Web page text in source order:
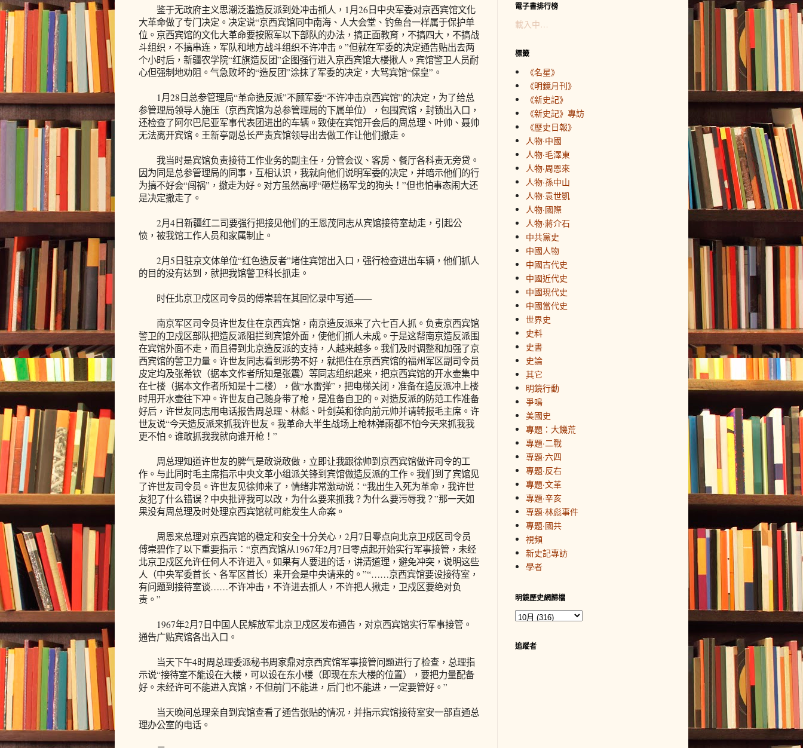
鉴于无政府主义思潮泛滥造反派到处冲击抓人，1月26日中央军委对京西宾馆文化
大革命做了专门决定。决定说“京西宾馆同中南海、人大会堂、钓鱼台一样属于保护单
位。京西宾馆的文化大革命要按照军以下部队的办法，搞正面教育，不搞四大，不搞战
斗组织，不搞串连，军队和地方战斗组织不许冲击。”但就在军委的决定通告贴出去两
个小时后，新疆农学院“红旗造反团”企图强行进入京西宾馆大楼揪人。宾馆警卫人员耐
心但强制地劝阻。气急败坏的“造反团”涂抹了军委的决定，大骂宾馆“保皇”。
1月28日总参管理局“革命造反派”不顾军委“不许冲击京西宾馆”的决定，为了给总
参管理局领导人施压（京西宾馆为总参管理局的下属单位），包围宾馆，封锁出入口，
还检查了阿尔巴尼亚军事代表团进出的车辆。致使在宾馆开会后的周总理、叶帅、聂帅
无法离开宾馆。王新亭副总长严责宾馆领导出去做工作让他们撤走。
我当时是宾馆负责接待工作业务的副主任，分管会议、客房、餐厅各科责无旁贷。
因为同是总参管理局的同事，互相认识，我就向他们说明军委的决定，并暗示他们的行
为搞不好会“闯祸”，撤走为好。对方虽然高呼“砸烂杨军戈的狗头！”但也怕事态闹大还
是决定撤走了。
2月4日新疆红二司要强行把接见他们的王恩茂同志从宾馆接待室劫走，引起公
愤，被我馆工作人员和家属制止。
2月5日驻京文体单位“红色造反者”堵住宾馆出入口，强行检查进出车辆，他们抓人
的目的没有达到，就把我馆警卫科长抓走。
时任北京卫戍区司令员的傅崇碧在其回忆录中写道——
南京军区司令员许世友住在京西宾馆，南京造反派来了六七百人抓。负责京西宾馆
警卫的卫戍区部队把造反派阻拦到宾馆外面，使他们抓人未成。于是这帮南京造反派围
在宾馆外面不走，而且得到北京造反派的支持，人越来越多。我们及时调整和加强了京
西宾馆的警卫力量。许世友同志看到形势不好，就把住在京西宾馆的福州军区副司令员
皮定均及张希钦（据本文作者所知是张震）等同志组织起来，把京西宾馆的开水壶集中
在七楼（据本文作者所知是十二楼），做“水雷弹”，把电梯关闭，准备在造反派冲上楼
时用开水壶往下冲。许世友自己随身带了枪，是准备自卫的。对造反派的防范工作准备
好后，许世友同志用电话报告周总理、林彪、叶剑英和徐向前元帅并请转报毛主席。许
世友说“今天造反派来抓我许世友。我革命大半生战场上枪林弹雨都不怕今天来抓我我
更不怕。谁敢抓我我就向谁开枪！”
周总理知道许世友的脾气是敢说敢做，立即让我跟徐帅到京西宾馆做许司令的工
作。与此同时毛主席指示中央文革小组派关锋到宾馆做造反派的工作。我们到了宾馆见
了许世友司令员。许世友见徐帅来了，情绪非常激动说：“我出生入死为革命，我许世
友犯了什么错误？中央批评我可以改，为什么要来抓我？为什么要污辱我？”那一天如
果没有周总理及时处理京西宾馆就可能发生人命案。
周恩来总理对京西宾馆的稳定和安全十分关心，2月7日零点向北京卫戍区司令员
傅崇碧作了以下重要指示：“京西宾馆从1967年2月7日零点起开始实行军事接管，未经
北京卫戍区允许任何人不许进入。如果有人要进的话，讲清道理，避免冲突，说明这些
人（中央军委首长、各军区首长）来开会是中央请来的。”“……京西宾馆要设接待室，
有问题到接待室谈……不许冲击，不许进去抓人，不许把人揪走，卫戍区要绝对负
责。”
1967年2月7日中国人民解放军北京卫戍区发布通告，对京西宾馆实行军事接管。
通告广贴宾馆各出入口。
当天下午4时周总理委派秘书周家鼎对京西宾馆军事接管问题进行了检查，总理指
示说“接待室不能设在大楼，可以设在东小楼（即现在东大楼的位置），要把力量配备
好。未经许可不能进入宾馆，不但前门不能进，后门也不能进，一定要管好。”
当天晚间总理亲自到宾馆查看了通告张贴的情况，并指示宾馆接待室安一部直通总
理办公室的电话。
電子書排行榜
載入中…
標籤
《名星》
《明鏡月刊》
《新史記》
《新史記》專訪
《歷史日報》
人物·中國
人物·毛澤東
人物·周恩來
人物·孫中山
人物·袁世凱
人物·國際
人物·蔣介石
中共黨史
中國人物
中國古代史
中國近代史
中國現代史
中國當代史
世界史
史料
史書
史論
其它
明鏡行動
爭鳴
美國史
專題：大饑荒
專題·二戰
專題·六四
專題·反右
專題·文革
專題·辛亥
專題·林彪事件
專題·國共
視頻
新史記專訪
學者
明鏡歷史網歸檔
追蹤者